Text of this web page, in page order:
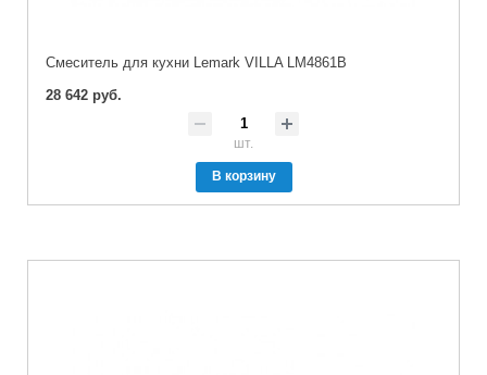
Cмеситель для кухни Lemark VILLA LM4861B
28 642 руб.
шт.
В корзину